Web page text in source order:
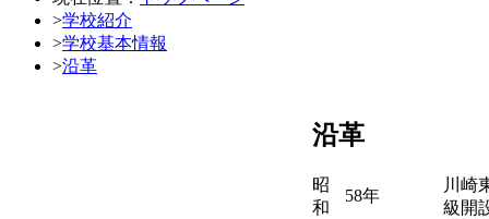
>学校紹介
>学校基本情報
>沿革
沿革
昭
和
58年
川崎
級開